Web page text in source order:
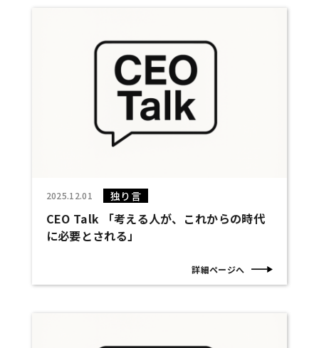
2025.12.01 独り言
CEO Talk 「考える人が、これからの時代
に必要とされる」
詳細ページへ